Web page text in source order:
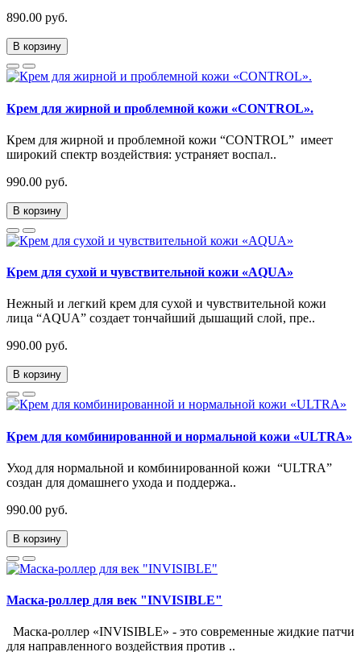
890.00 руб.
В корзину
Крем для жирной и проблемной кожи «CONTROL».
Крем для жирной и проблемной кожи “CONTROL” имеет
широкий спектр воздействия: устраняет воспал..
990.00 руб.
В корзину
Крем для сухой и чувствительной кожи «AQUA»
Нежный и легкий крем для сухой и чувствительной кожи
лица “AQUA” создает тончайший дышащий слой, пре..
990.00 руб.
В корзину
Крем для комбинированной и нормальной кожи «ULTRA»
Уход для нормальной и комбинированной кожи “ULTRA”
создан для домашнего ухода и поддержа..
990.00 руб.
В корзину
Маска-роллер для век "INVISIBLE"
Маска-роллер «INVISIBLE» - это современные жидкие патчи
для направленного воздействия против ..